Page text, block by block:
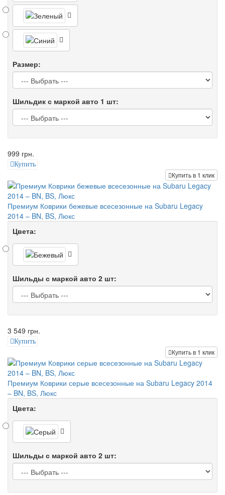
Размер:
Шильдик с маркой авто 1 шт:
999 грн.
Купить
Купить в 1 клик
Премиум Коврики бежевые всесезонные на Subaru Legacy
2014 – BN, BS, Люкс
Цвета:
Шильды с маркой авто 2 шт:
3 549 грн.
Купить
Купить в 1 клик
Премиум Коврики серые всесезонные на Subaru Legacy 2014
– BN, BS, Люкс
Цвета:
Шильды с маркой авто 2 шт: